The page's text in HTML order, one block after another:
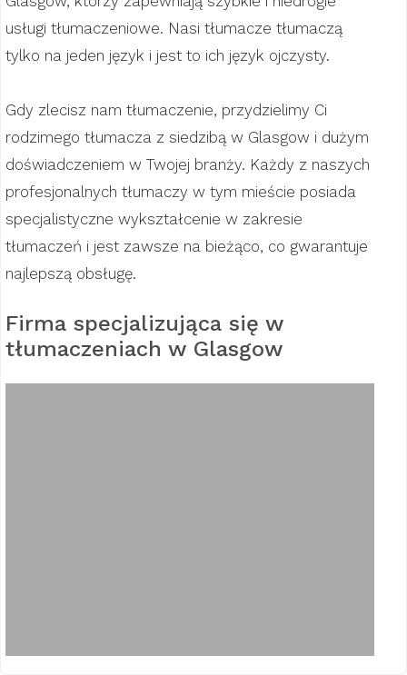
usługi tłumaczeniowe. Nasi tłumacze tłumaczą
tylko na jeden język i jest to ich język ojczysty.
Gdy zlecisz nam tłumaczenie, przydzielimy Ci
rodzimego tłumacza z siedzibą w Glasgow i dużym
doświadczeniem w Twojej branży. Każdy z naszych
profesjonalnych tłumaczy w tym mieście posiada
specjalistyczne wykształcenie w zakresie
tłumaczeń i jest zawsze na bieżąco, co gwarantuje
najlepszą obsługę.
Firma specjalizująca się w
tłumaczeniach w Glasgow